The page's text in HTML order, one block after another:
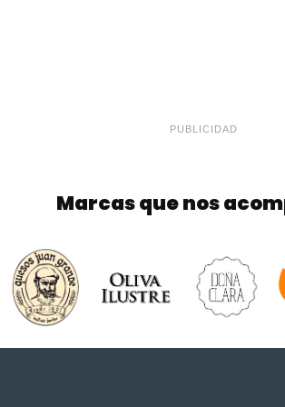
PUBLICIDAD
Marcas que nos